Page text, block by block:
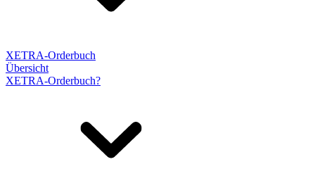
XETRA-Orderbuch
Übersicht
XETRA-Orderbuch?